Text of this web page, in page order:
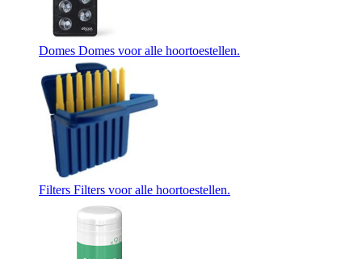
Domes Domes voor alle hoortoestellen.
Filters Filters voor alle hoortoestellen.